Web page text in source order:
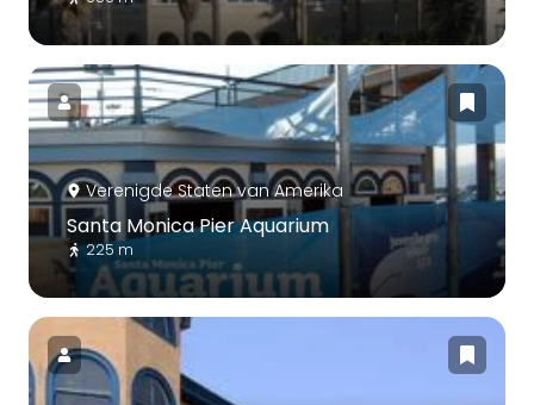
Verenigde Staten van Amerika
Santa Monica Pier Aquarium
225 m